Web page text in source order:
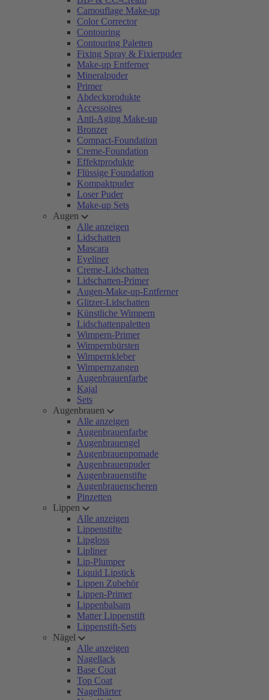
Camouflage Make-up
Color Corrector
Contouring
Contouring Paletten
Fixing Spray & Fixierpuder
Make-up Entferner
Mineralpuder
Primer
Abdeckprodukte
Accessoires
Anti-Aging Make-up
Bronzer
Compact-Foundation
Creme-Foundation
Effektprodukte
Flüssige Foundation
Kompaktpuder
Loser Puder
Make-up Sets
Augen
Alle anzeigen
Lidschatten
Mascara
Eyeliner
Creme-Lidschatten
Lidschatten-Primer
Augen-Make-up-Entferner
Glitzer-Lidschatten
Künstliche Wimpern
Lidschattenpaletten
Wimpern-Primer
Wimpernbürsten
Wimpernkleber
Wimpernzangen
Augenbrauenfarbe
Kajal
Sets
Augenbrauen
Alle anzeigen
Augenbrauenfarbe
Augenbrauengel
Augenbrauenpomade
Augenbrauenpuder
Augenbrauenstifte
Augenbrauenscheren
Pinzetten
Lippen
Alle anzeigen
Lippenstifte
Lipgloss
Lipliner
Lip-Plumper
Liquid Lipstick
Lippen Zubehör
Lippen-Primer
Lippenbalsam
Matter Lippenstift
Lippenstift-Sets
Nägel
Alle anzeigen
Nagellack
Base Coat
Top Coat
Nagelhärter